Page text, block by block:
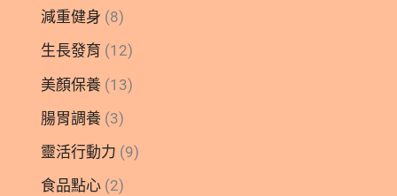
減重健身 (8)
生長發育 (12)
美顏保養 (13)
腸胃調養 (3)
靈活行動力 (9)
食品點心 (2)